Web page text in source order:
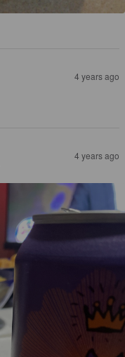
4 years ago
4 years ago